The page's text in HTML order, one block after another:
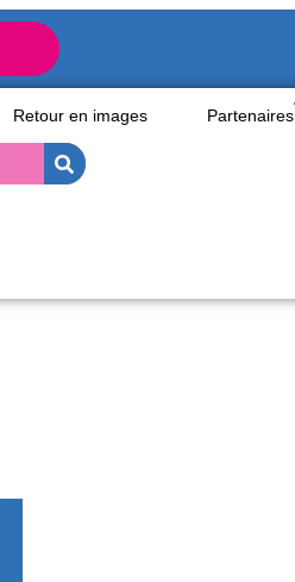
Retour en images Partenaires